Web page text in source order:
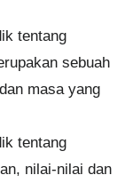
tentang
sebuah
masa yang
tentang
nilai-nilai dan